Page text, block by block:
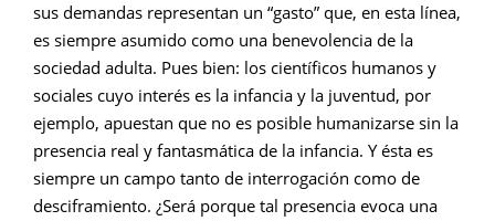
sus demandas representan un “gasto” que, en esta línea,
es siempre asumido como una benevolencia de la
sociedad adulta. Pues bien: los científicos humanos y
sociales cuyo interés es la infancia y la juventud, por
ejemplo, apuestan que no es posible humanizarse sin la
presencia real y fantasmática de la infancia. Y ésta es
siempre un campo tanto de interrogación como de
desciframiento. ¿Será porque tal presencia evoca una